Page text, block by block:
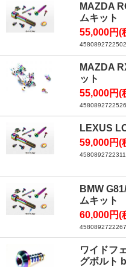
MAZDA
ムキット
55,000円(
4580892722502
MAZDA
ット
55,000円(
4580892722526
LEXUS
59,000円(
4580892722311
BMW
ムキット
60,000円(
4580892722267
ワイドフ
グボルト